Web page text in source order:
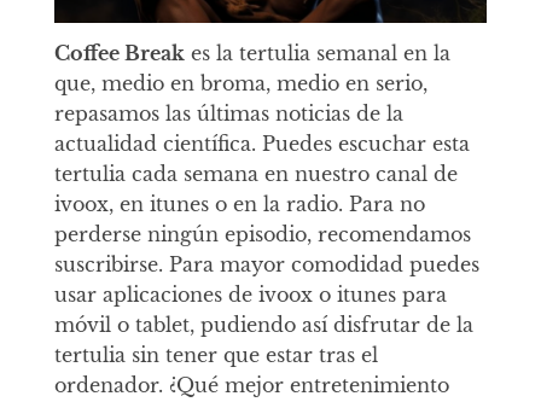
Coffee Breakes la tertulia semanal en la
que, medio en broma, medio en serio,
repasamos las últimas noticias de la
actualidad científica. Puedes escuchar esta
tertulia cada semana en nuestro canal de
ivoox, en itunes o en la radio. Para no
perderse ningún episodio, recomendamos
suscribirse. Para mayor comodidad puedes
usar aplicaciones de ivoox o itunes para
móvil o tablet, pudiendo así disfrutar de la
tertulia sin tener que estar tras el
ordenador. ¿Qué mejor entretenimiento